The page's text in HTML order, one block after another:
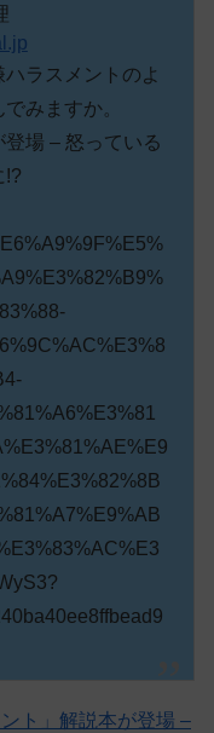
ラスメントのよ
みますか。
登場 – 怒っている
!?
ント」解説本が登場 –